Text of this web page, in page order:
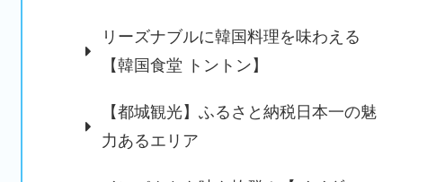
リーズナブルに韓国料理を味わえる
【韓国食堂 トントン】
【都城観光】ふるさと納税日本一の魅
力あるエリア